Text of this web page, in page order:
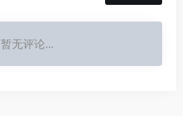
暂无评论...